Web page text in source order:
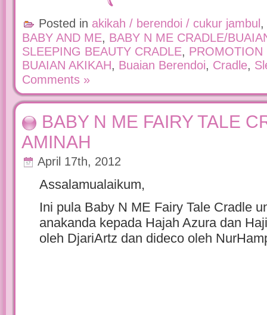
Posted in akikah / berendoi / cukur jambul ,
BABY AND ME, BABY N ME CRADLE/
SLEEPING BEAUTY CRADLE, PROMOTION
BUAIAN AKIKAH, Buaian Berendoi, Cradle,
Comments »
BABY N ME FAIRY TALE
AMINAH
April 17th, 2012
Assalamualaikum,
Ini pula Baby N ME Fairy Tale Cradle
anakanda kepada Hajah Azura dan
oleh DjariArtz dan dideco oleh